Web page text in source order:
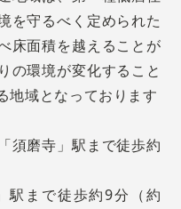
を守るべく定められた
床面積を越えることが
の環境が変化すること
地域となっております
須磨寺」駅まで徒歩約
駅まで徒歩約9分（約